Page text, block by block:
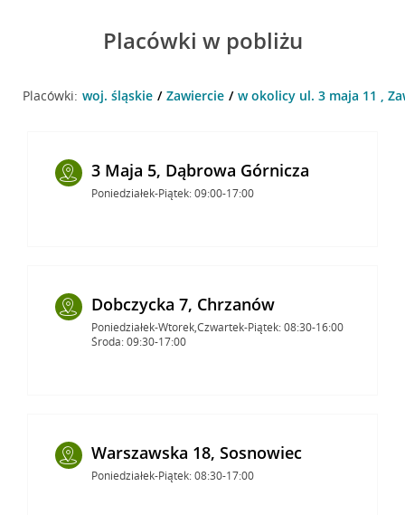
Placówki w pobliżu
Placówki: woj. śląskie Zawiercie w okolicy ul. 3 maja 11 ,
3 Maja 5, Dąbrowa Górnicza
Poniedziałek-Piątek: 09:00-17:00
Dobczycka 7, Chrzanów
Poniedziałek-Wtorek,Czwartek-Piątek: 08:30-16:00
Środa: 09:30-17:00
Warszawska 18, Sosnowiec
Poniedziałek-Piątek: 08:30-17:00